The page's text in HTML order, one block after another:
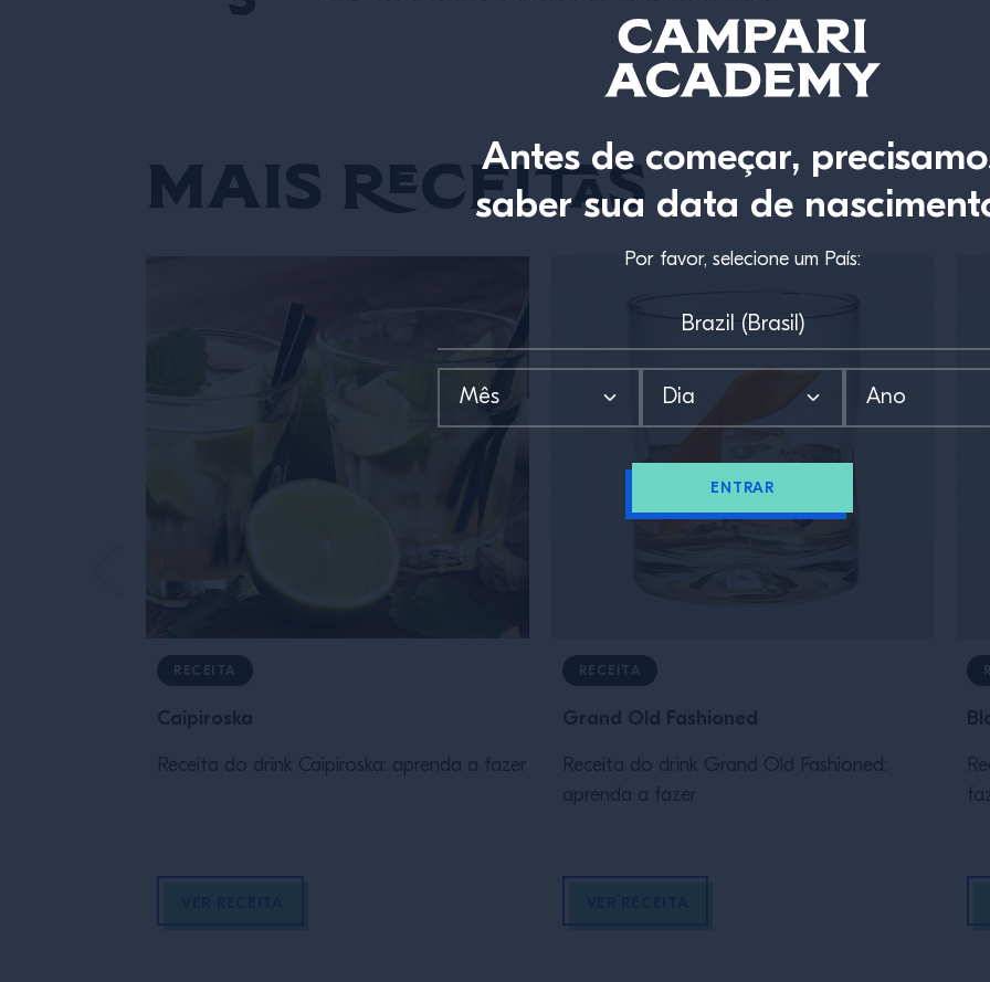
Antes de começar,
saber sua data de
Por favor, selecione um País:
ENTRAR
Mais receitas
RECEITA
Caipiroska
Receita do drink Caipiroska: aprenda a fazer
RECEITA
Grand Old Fashioned
Receita do drink Grand Old Fashioned:
aprenda a fazer